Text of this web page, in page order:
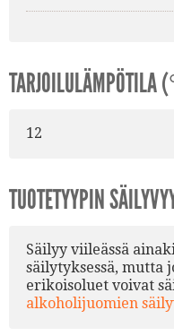
TARJOILULÄMPÖTILA
12
TUOTETYYPIN
Säilyy viileässä
säilytyksessä, mutta
erikoisoluet voivat
alkoholijuomien